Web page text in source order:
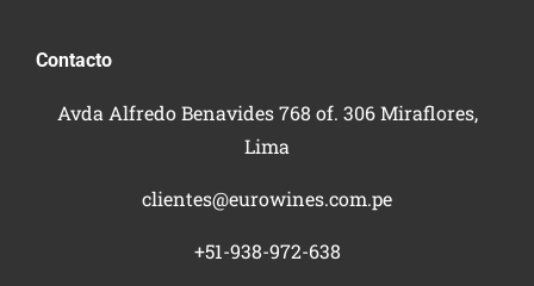
Contacto
Avda Alfredo Benavides 768 of. 306 Miraflores,
Lima
clientes@eurowines.com.pe
+51-938-972-638